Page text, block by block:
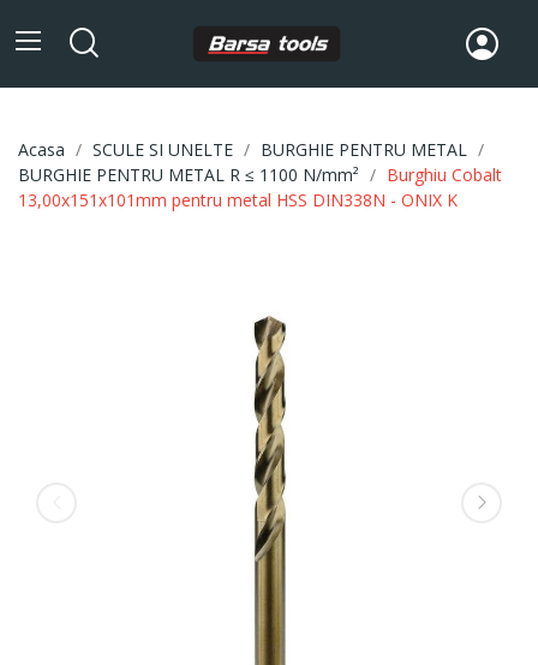
Acasa SCULE SI UNELTE
BURGHIE PENTRU METAL
BURGHIE PENTRU METAL R ≤ 1100 N/mm²
Burghiu Cobalt
13,00x151x101mm pentru metal HSS DIN338N - ONIX K